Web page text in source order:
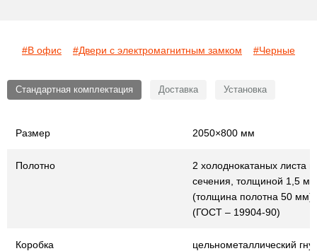
#В офис #Двери с электромагнитным замком #Черные
Стандартная комплектация Доставка Установка
Размер 2050×800 мм
Полотно
2 холоднокатаных листа
сечения, толщиной 1,5 мм
(толщина полотна 50 мм)
(ГОСТ – 19904-90)
Коробка
цельнометаллический